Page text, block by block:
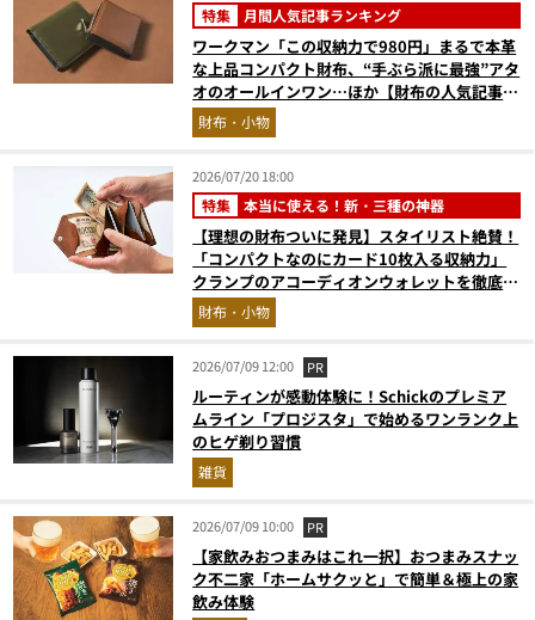
特集 月間人気記事ランキング
ワークマン「この収納力で980円」まるで本革
な上品コンパクト財布、“手ぶら派に最強”アタ
オのオールインワン…ほか【財布の人気記事ラ
ンキングベスト3】（2026年6月版）
財布・小物
2026/07/20 18:00
特集 本当に使える！新・三種の神器
【理想の財布ついに発見】スタイリスト絶賛！
「コンパクトなのにカード10枚入る収納力」
クランプのアコーディオンウォレットを徹底レ
ビュー。使い込むほどにツヤが出るプエブロレ
ザーも優秀
財布・小物
2026/07/09 12:00 PR
ルーティンが感動体験に！Schickのプレミア
ムライン「プロジスタ」で始めるワンランク上
のヒゲ剃り習慣
雑貨
2026/07/09 10:00 PR
【家飲みおつまみはこれ一択】おつまみスナッ
ク不二家「ホームサクッと」で簡単＆極上の家
飲み体験